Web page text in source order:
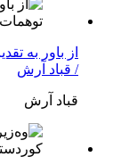
از باور بە
/ قباد آرش
قباد آرش